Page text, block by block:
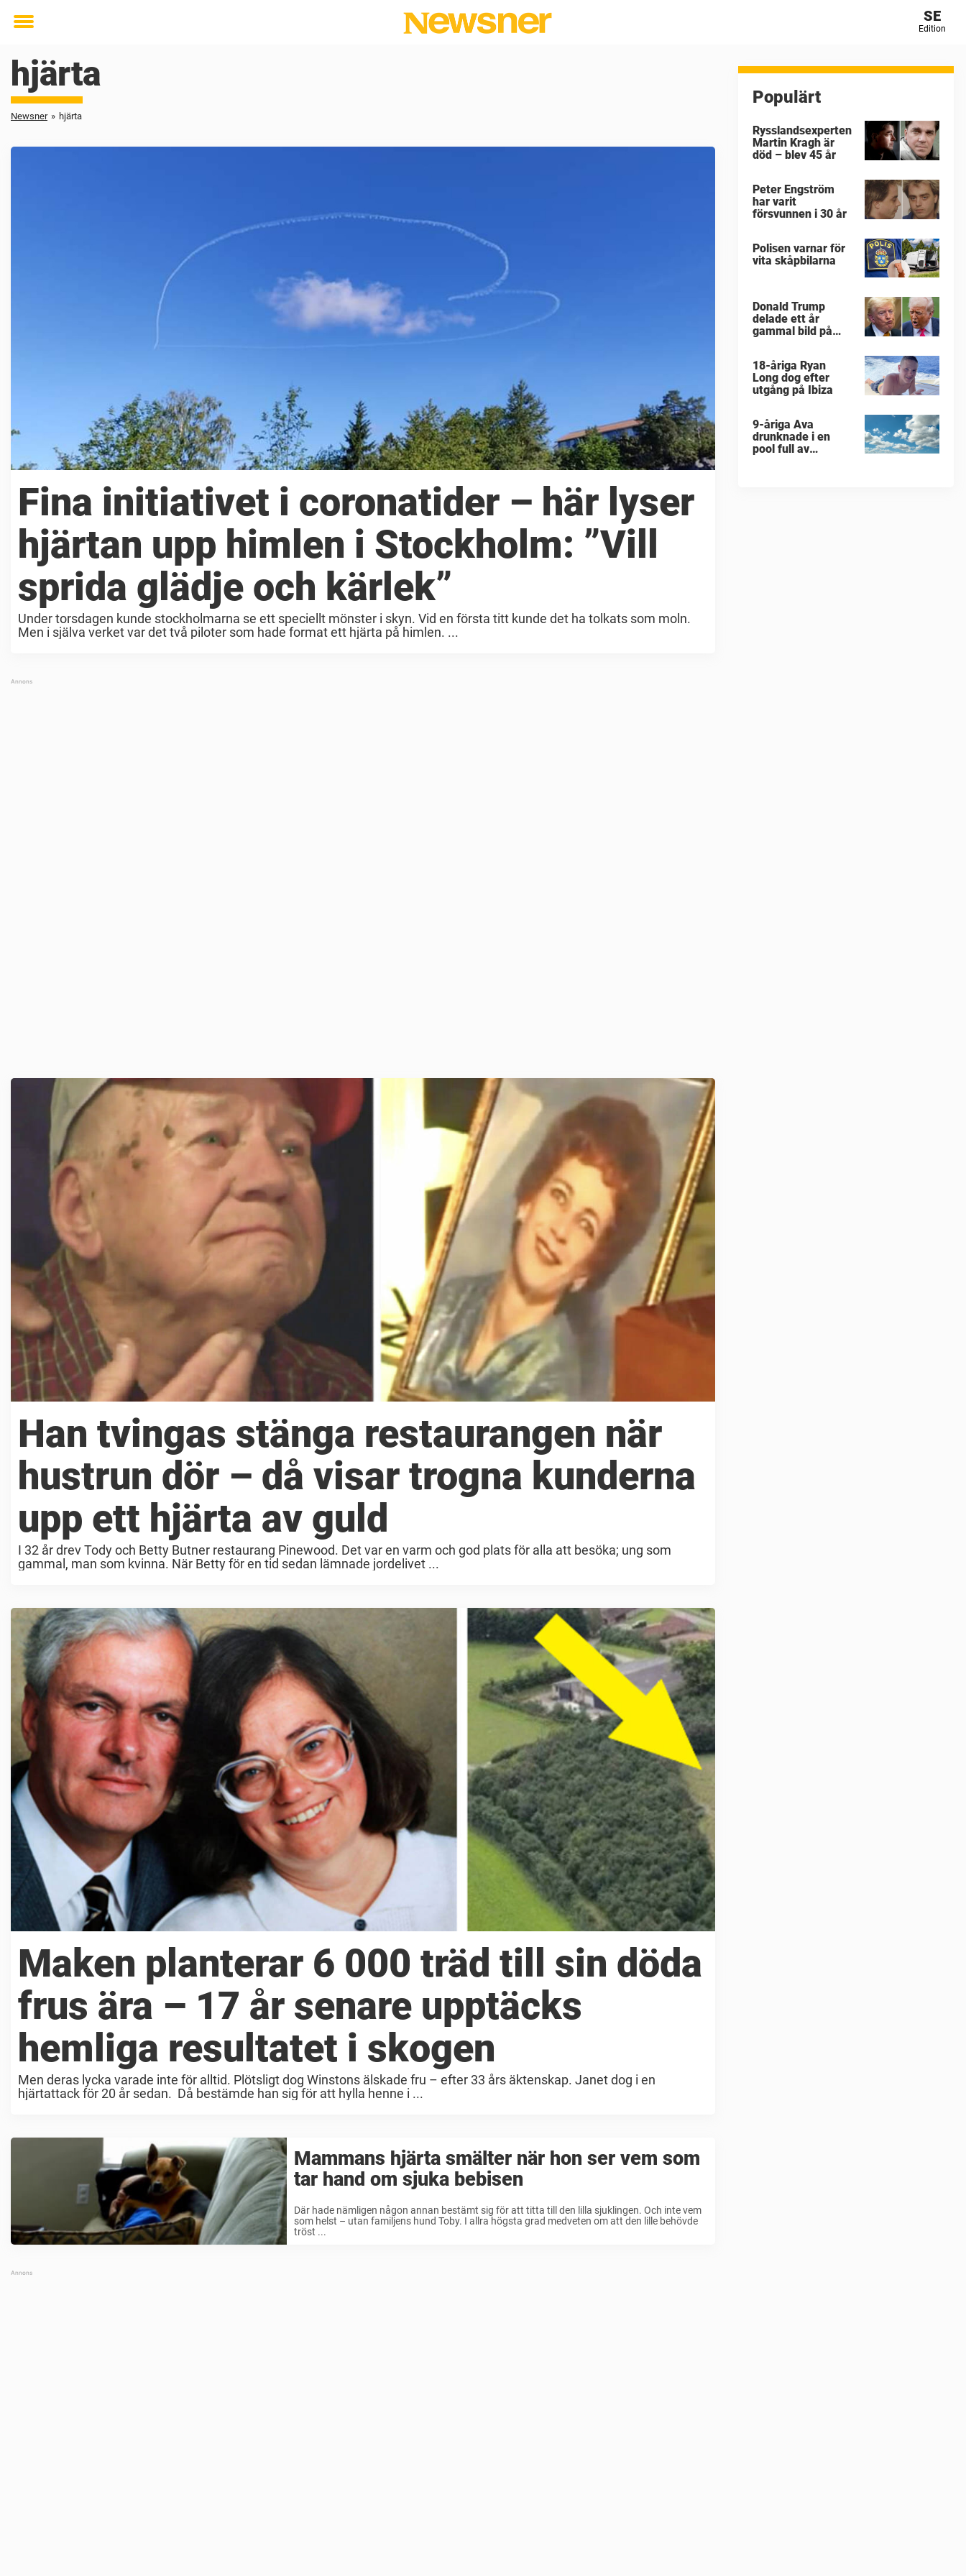
Toggle
SE
Edition
hjärta
Newsner » hjärta
Fina initiativet i coronatider – här lyser
hjärtan upp himlen i Stockholm: ”Vill
sprida glädje och kärlek”
Under torsdagen kunde stockholmarna se ett speciellt mönster i skyn. Vid en första titt kunde det ha tolkats som moln.
Men i själva verket var det två piloter som hade format ett hjärta på himlen. ...
Han tvingas stänga restaurangen när
hustrun dör – då visar trogna kunderna
upp ett hjärta av guld
I 32 år drev Tody och Betty Butner restaurang Pinewood. Det var en varm och god plats för alla att besöka; ung som
gammal, man som kvinna. När Betty för en tid sedan lämnade jordelivet ...
Maken planterar 6 000 träd till sin döda
frus ära – 17 år senare upptäcks
hemliga resultatet i skogen
Men deras lycka varade inte för alltid. Plötsligt dog Winstons älskade fru – efter 33 års äktenskap. Janet dog i en
hjärtattack för 20 år sedan. Då bestämde han sig för att hylla henne i ...
Mammans hjärta smälter när hon ser vem som
tar hand om sjuka bebisen
Där hade nämligen någon annan bestämt sig för att titta till den lilla sjuklingen. Och inte vem
som helst – utan familjens hund Toby. I allra högsta grad medveten om att den lille behövde
tröst ...
Populärt
Rysslandsexperten
Martin Kragh är
död – blev 45 år
Peter Engström
har varit
försvunnen i 30 år
Polisen varnar för
vita skåpbilarna
Donald Trump
delade ett år
gammal bild på
18-åriga Ryan
Long dog efter
utgång på Ibiza
9-åriga Ava
drunknade i en
pool full av